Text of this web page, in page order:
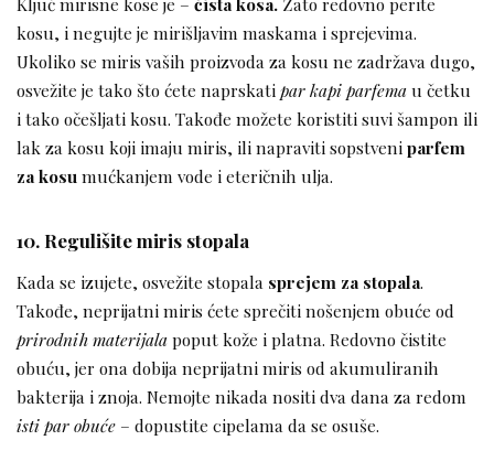
kosu, i negujte je mirišljavim maskama i sprejevima.
Ukoliko se miris vaših proizvoda za kosu ne zadržava dugo,
osvežite je tako što ćete naprskatipar kapi parfemau četku
i tako očešljati kosu. Takođe možete koristiti suvi šampon ili
lak za kosu koji imaju miris, ili napraviti sopstveniparfem
za kosu mućkanjem vode i eteričnih ulja.
10. Regulišite miris stopala
Kada se izujete, osvežite stopala sprejem za stopala.
Takođe, neprijatni miris ćete sprečiti nošenjem obuće od
prirodnih materijalapoput kože i platna. Redovno čistite
obuću, jer ona dobija neprijatni miris od akumuliranih
bakterija i znoja. Nemojte nikada nositi dva dana za redom
isti par obuće – dopustite cipelama da se osuše.